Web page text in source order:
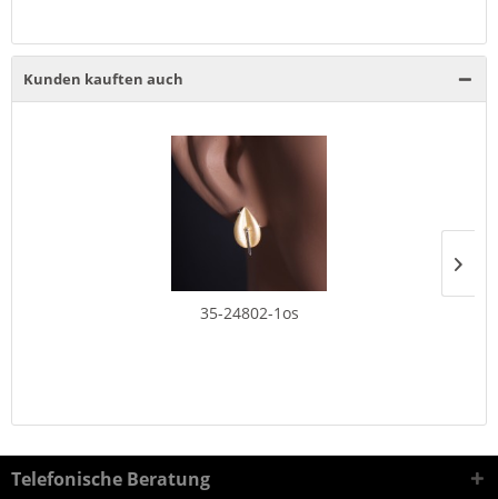
Kunden kauften auch
35-24802-1os
Telefonische Beratung